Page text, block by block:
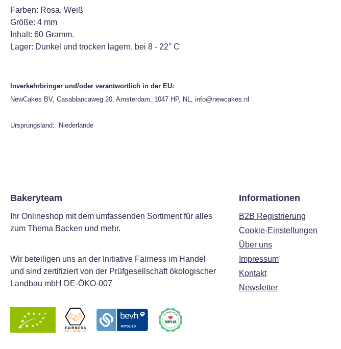
Farben: Rosa, Weiß
Größe: 4 mm
Inhalt: 60 Gramm.
Lager: Dunkel und trocken lagern, bei 8 - 22° C
Inverkehrbringer und/oder verantwortlich in der EU:
NewCakes BV, Casablancaweg 20, Amsterdam, 1047 HP, NL, info@newcakes.nl
Ursprungsland: Niederlande
Bakeryteam
Ihr Onlineshop mit dem umfassenden Sortiment für alles
zum Thema Backen und mehr.
Wir beteiligen uns an der Initiative Fairness im Handel
und sind zertifiziert von der Prüfgesellschaft ökologischer
Landbau mbH DE-ÖKO-007
Informationen
B2B Registrierung
Cookie-Einstellungen
Über uns
Impressum
Kontakt
Newsletter